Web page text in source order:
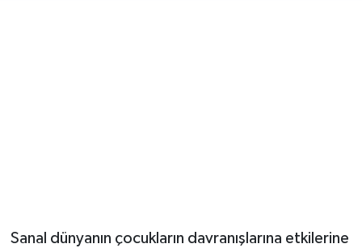
Sanal dünyanın çocukların davranışlarına etkilerine